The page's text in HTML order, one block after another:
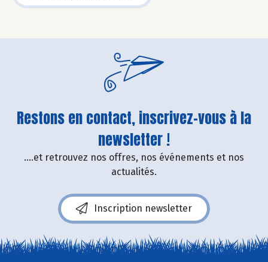
Restons en contact, inscrivez-vous à la
newsletter !
....et retrouvez nos offres, nos événements et nos
actualités.
Inscription newsletter